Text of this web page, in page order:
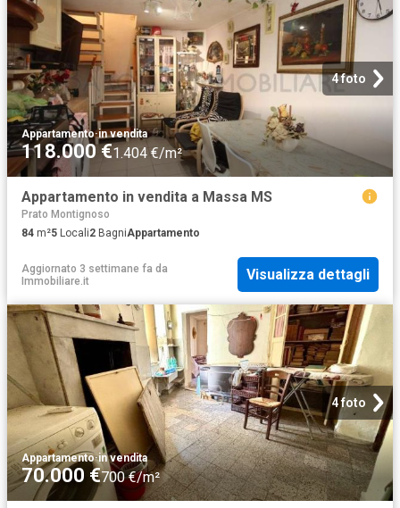
4 foto
Appartamento·in vendita
118.000 €1.404 €/m²
Appartamento in vendita a Massa MS
Prato Montignoso
84 m²5 Locali2 BagniAppartamento
Aggiornato 3 settimane fa da
Immobiliare.it
Visualizza dettagli
4 foto
Appartamento·in vendita
70.000 €700 €/m²